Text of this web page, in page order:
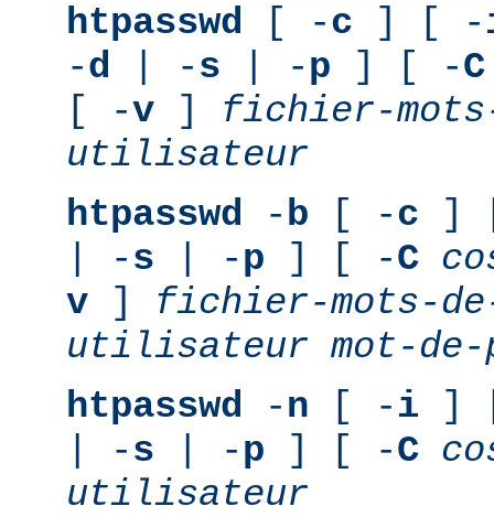
htpasswd [ -c ] [ -
-d | -s | -p ] [ -C
[ -v ] fichier-
utilisateur
htpasswd -b [ -c ]
| -s | -p ] [ -C
v ] fichier-mots-
utilisateur mot-de-
htpasswd -n [ -i ]
| -s | -p ] [ -C
utilisateur